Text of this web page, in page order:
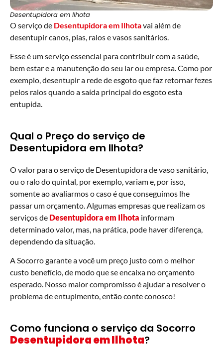
Desentupidora em Ilhota
O serviço de Desentupidora em Ilhotavai além de
desentupir canos, pias, ralos e vasos sanitários.
Esse é um serviço essencial para contribuir com a saúde,
bem estar e a manutenção do seu lar ou empresa. Como por
exemplo, desentupir a rede de esgoto que faz retornar fezes
pelos ralos quando a saída principal do esgoto esta
entupida.
Qual o Preço do serviço de
Desentupidora em Ilhota?
O valor para o serviço de Desentupidora de vaso sanitário,
ou o ralo do quintal, por exemplo, variam e, por isso,
somente ao avaliarmos o caso é que conseguimos lhe
passar um orçamento. Algumas empresas que realizam os
serviços de Desentupidora em Ilhota informam
determinado valor, mas, na prática, pode haver diferença,
dependendo da situação.
A Socorro garante a você um preço justo com o melhor
custo benefício, de modo que se encaixa no orçamento
esperado. Nosso maior compromisso é ajudar a resolver o
problema de entupimento, então conte conosco!
Como funciona o serviço da Socorro
Desentupidora em Ilhota?